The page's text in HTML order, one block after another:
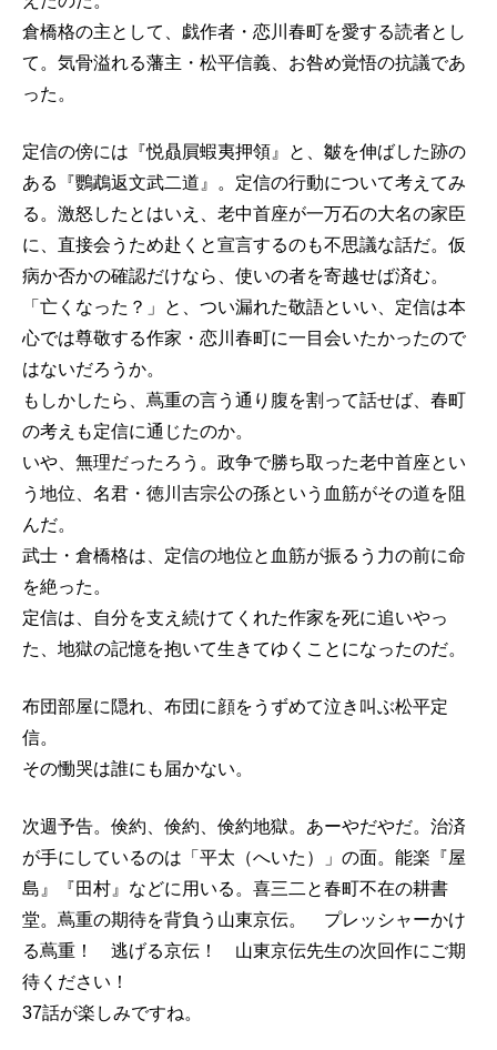
倉橋格の主として、戯作者・恋川春町を愛する読者とし
て。気骨溢れる藩主・松平信義、お咎め覚悟の抗議であ
った。
定信の傍には『悦贔屓蝦夷押領』と、皺を伸ばした跡の
ある『鸚鵡返文武二道』。定信の行動について考えてみ
る。激怒したとはいえ、老中首座が一万石の大名の家臣
に、直接会うため赴くと宣言するのも不思議な話だ。仮
病か否かの確認だけなら、使いの者を寄越せば済む。
「亡くなった？」と、つい漏れた敬語といい、定信は本
心では尊敬する作家・恋川春町に一目会いたかったので
はないだろうか。
もしかしたら、蔦重の言う通り腹を割って話せば、春町
の考えも定信に通じたのか。
いや、無理だったろう。政争で勝ち取った老中首座とい
う地位、名君・徳川吉宗公の孫という血筋がその道を阻
んだ。
武士・倉橋格は、定信の地位と血筋が振るう力の前に命
を絶った。
定信は、自分を支え続けてくれた作家を死に追いやっ
た、地獄の記憶を抱いて生きてゆくことになったのだ。
布団部屋に隠れ、布団に顔をうずめて泣き叫ぶ松平定
信。
その慟哭は誰にも届かない。
次週予告。倹約、倹約、倹約地獄。あーやだやだ。治済
が手にしているのは「平太（へいた）」の面。能楽『屋
島』『田村』などに用いる。喜三二と春町不在の耕書
堂。蔦重の期待を背負う山東京伝。 プレッシャーかけ
る蔦重！ 逃げる京伝！ 山東京伝先生の次回作にご期
待ください！
37話が楽しみですね。